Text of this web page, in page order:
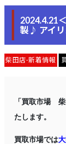
2024.4.21
製♪ アイリ
柴田店-新着情報
「買取市場
たします。
買取市場では